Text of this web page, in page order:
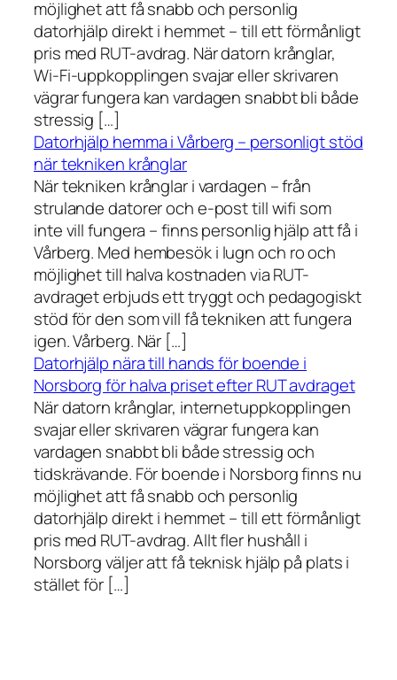
möjlighet att få snabb och personlig
datorhjälp direkt i hemmet – till ett förmånligt
pris med RUT-avdrag. När datorn krånglar,
Wi-Fi-uppkopplingen svajar eller skrivaren
vägrar fungera kan vardagen snabbt bli både
stressig […]
Datorhjälp hemma i Vårberg – personligt stöd
när tekniken krånglar
När tekniken krånglar i vardagen – från
strulande datorer och e-post till wifi som
inte vill fungera – finns personlig hjälp att få i
Vårberg. Med hembesök i lugn och ro och
möjlighet till halva kostnaden via RUT-
avdraget erbjuds ett tryggt och pedagogiskt
stöd för den som vill få tekniken att fungera
igen. Vårberg. När […]
Datorhjälp nära till hands för boende i
Norsborg för halva priset efter RUT avdraget
När datorn krånglar, internetuppkopplingen
svajar eller skrivaren vägrar fungera kan
vardagen snabbt bli både stressig och
tidskrävande. För boende i Norsborg finns nu
möjlighet att få snabb och personlig
datorhjälp direkt i hemmet – till ett förmånligt
pris med RUT-avdrag. Allt fler hushåll i
Norsborg väljer att få teknisk hjälp på plats i
stället för […]